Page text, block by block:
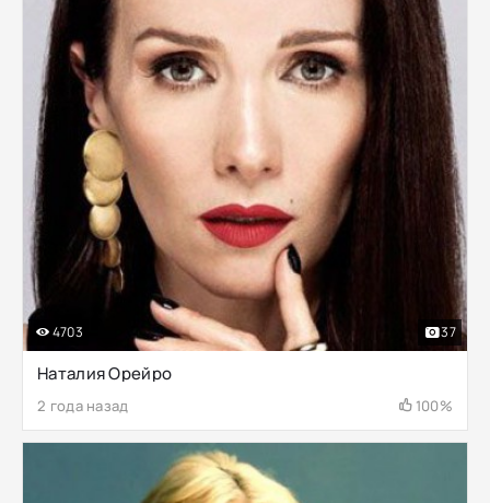
Наталия Орейро
2 года назад 100%
4703 37